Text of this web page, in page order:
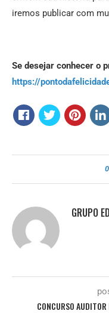
iremos publicar com
Se desejar conhecer o
https://
0
GRUPO
CONCURSO